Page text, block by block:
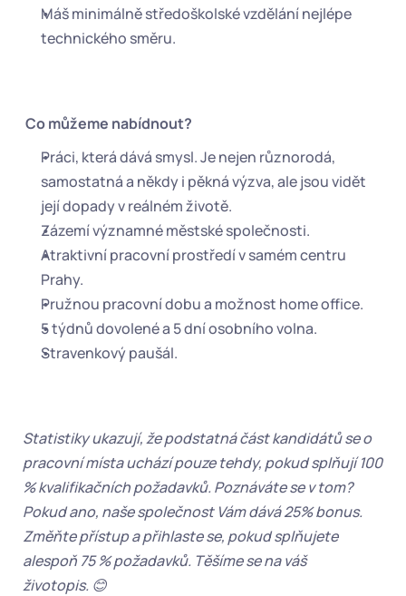
Máš minimálně středoškolské vzdělání nejlépe
technického směru.
Co můžeme nabídnout?
Práci, která dává smysl. Je nejen různorodá,
samostatná a někdy i pěkná výzva, ale jsou vidět
její dopady v reálném životě.
Zázemí významné městské společnosti.
Atraktivní pracovní prostředí v samém centru
Prahy.
Pružnou pracovní dobu a možnost home office.
5 týdnů dovolené a 5 dní osobního volna.
Stravenkový paušál.
Statistiky ukazují, že podstatná část kandidátů se o
pracovní místa uchází pouze tehdy, pokud splňují 100
% kvalifikačních požadavků. Poznáváte se v tom?
Pokud ano, naše společnost Vám dává 25% bonus.
Změňte přístup a přihlaste se, pokud splňujete
alespoň 75 % požadavků. Těšíme se na váš
životopis. 😊